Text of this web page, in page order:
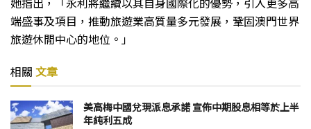
端盛事及項目，推動旅遊業高質量多元發展，鞏固澳門世界
旅遊休閒中心的地位。」
相關 文章
美高梅中國兌現派息承諾 宣佈中期股息相等於上半
年純利五成